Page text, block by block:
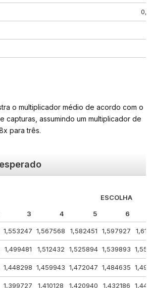
o multiplicador médio de acordo com o
capturas, assumindo um multiplicador de
para três.
ESCOLHA
3 4 5 6
1,553247 1,567568 1,582451 1,597927
1,499481 1,512432 1,525894 1,539893
1,448298 1,459943 1,472047 1,484635
1,399727 1,410128 1,420940 1,432186